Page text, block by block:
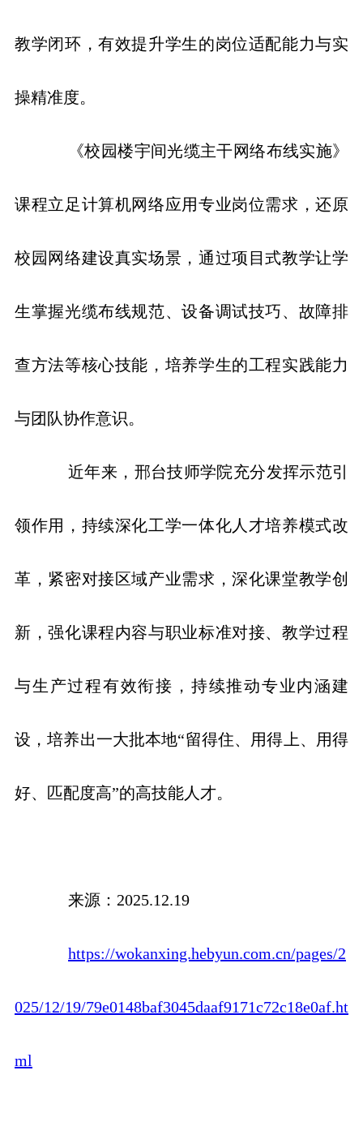
教学闭环，有效提升学生的岗位适配能力与实
操精准度。
《校园楼宇间光缆主干网络布线实施》
课程立足计算机网络应用专业岗位需求，还原
校园网络建设真实场景，通过项目式教学让学
生掌握光缆布线规范、设备调试技巧、故障排
查方法等核心技能，培养学生的工程实践能力
与团队协作意识。
近年来，邢台技师学院充分发挥示范引
领作用，持续深化工学一体化人才培养模式改
革，紧密对接区域产业需求，深化课堂教学创
新，强化课程内容与职业标准对接、教学过程
与生产过程有效衔接，持续推动专业内涵建
设，培养出一大批本地“留得住、用得上、用得
好、匹配度高”的高技能人才。
来源：2025.12.19
https://wokanxing.hebyun.com.cn/pages/2
025/12/19/79e0148baf3045daaf9171c72c18e0af.ht
ml